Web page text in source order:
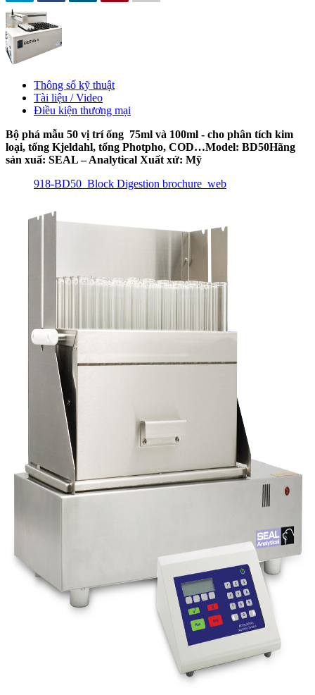
Thông số kỹ thuật
Tài liệu / Video
Điều kiện thương mại
Bộ phá mẫu 50 vị trí ống 75ml và 100ml - cho phân tích kim
loại, tổng Kjeldahl, tổng Photpho, COD…Model: BD50Hãng
sản xuấ: SEAL – Analytical Xuất xứ: Mỹ
918-BD50_Block Digestion brochure_web